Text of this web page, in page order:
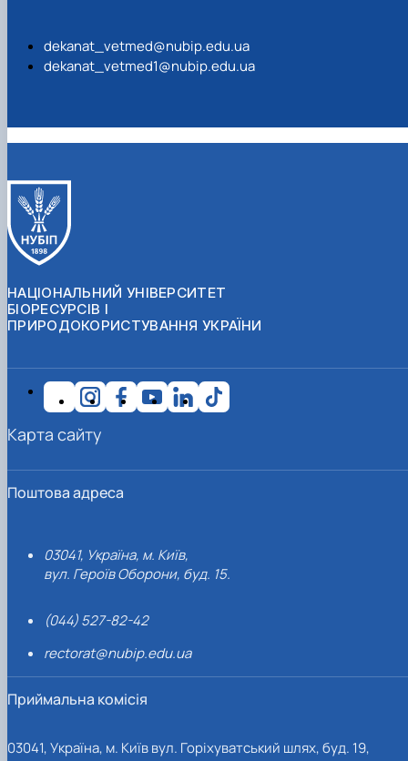
dekanat_vetmed@nubip.edu.ua
dekanat_vetmed1@nubip.edu.ua
НАЦІОНАЛЬНИЙ УНІВЕРСИТЕТ
БІОРЕСУРСІВ І
ПРИРОДОКОРИСТУВАННЯ УКРАЇНИ
Поштова адреса
03041, Україна, м. Київ,
вул. Героїв Оборони, буд. 15.
(044) 527-82-42
rectorat@nubip.edu.ua
Приймальна комісія
03041, Україна, м. Київ вул. Горіхуватський шлях, буд. 19,
Карта сайту